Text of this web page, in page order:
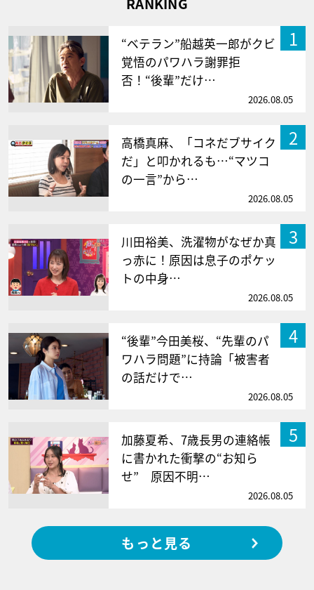
1
“ベテラン”船越英一郎がクビ
覚悟のパワハラ謝罪拒
否！“後輩”だけ…
2026.08.05
2
高橋真麻、「コネだブサイク
だ」と叩かれるも…“マツコ
の一言”から…
2026.08.05
3
川田裕美、洗濯物がなぜか真
っ赤に！原因は息子のポケッ
トの中身…
2026.08.05
4
“後輩”今田美桜、“先輩のパ
ワハラ問題”に持論「被害者
の話だけで…
2026.08.05
5
加藤夏希、7歳長男の連絡帳
に書かれた衝撃の“お知ら
せ” 原因不明…
2026.08.05
もっと見る